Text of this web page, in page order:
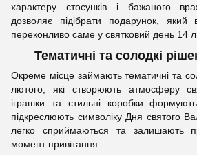
характеру стосунків і бажаного
дозволяє підібрати подарунок, який
переконливо саме у святковий день 14
Тематичні та солодкі
Окреме місце займають тематичні та
лютого, які створюють атмосферу
іграшки та стильні коробки
підкреслюють символіку Дня святого
легко сприймаються та залишають
момент привітання.